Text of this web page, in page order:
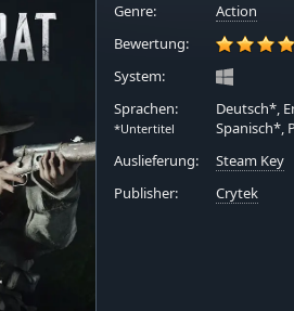
Genre:
Action
Bewertung:
System:
Sprachen:
*Untertitel
Deutsch*,
Spanisch*,
Auslieferung:
Steam Key
Publisher:
Crytek